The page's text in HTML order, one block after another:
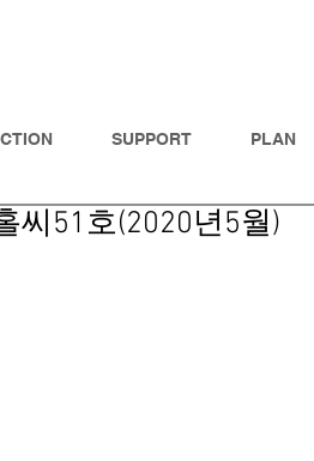
SUPPORT PLAN
씨51호(2020년5월)